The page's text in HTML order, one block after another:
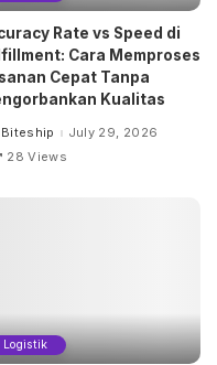
Rate vs Speed di
Cara Memproses
Cepat Tanpa
Kualitas
Biteship
July 29, 2026
28 Views
Logistik